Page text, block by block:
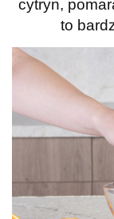
cytryn,
to